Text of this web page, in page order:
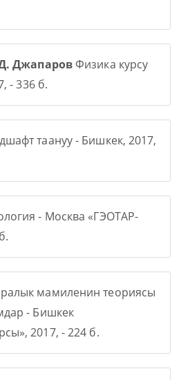
ДжапаровФизика курсу
- 336 б.
таануу - Бишкек, 2017,
- Москва «ГЭОТАР-
мамиленин теориясы
- Бишкек
2017, - 224 б.